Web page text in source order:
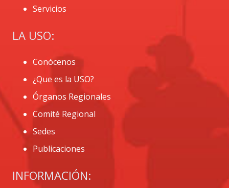
Servicios
LA USO:
Conócenos
¿Que es la USO?
Órganos Regionales
Comité Regional
Sedes
Publicaciones
INFORMACIÓN: